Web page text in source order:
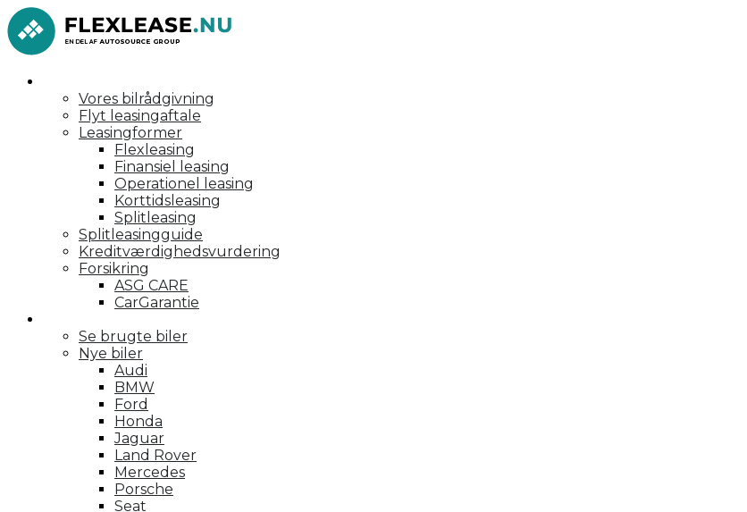
Vores bilrådgivning
Flyt leasingaftale
Leasingformer
Flexleasing
Finansiel leasing
Operationel leasing
Korttidsleasing
Splitleasing
Splitleasingguide
Kreditværdighedsvurdering
Forsikring
ASG CARE
CarGarantie
Se brugte biler
Nye biler
Audi
BMW
Ford
Honda
Jaguar
Land Rover
Mercedes
Porsche
Seat